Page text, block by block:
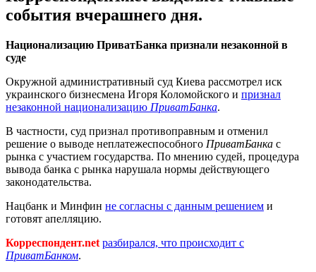
события вчерашнего дня.
Национализацию ПриватБанка признали незаконной в
суде
Окружной административный суд Киева рассмотрел иск
украинского бизнесмена Игоря Коломойского и признал
незаконной национализацию ПриватБанка.
В частности, суд признал противоправным и отменил
решение о выводе неплатежеспособного ПриватБанка с
рынка с участием государства. По мнению судей, процедура
вывода банка с рынка нарушала нормы действующего
законодательства.
Нацбанк и Минфин не согласны с данным решением и
готовят апелляцию.
Корреспондент.net разбирался, что происходит с
ПриватБанком.